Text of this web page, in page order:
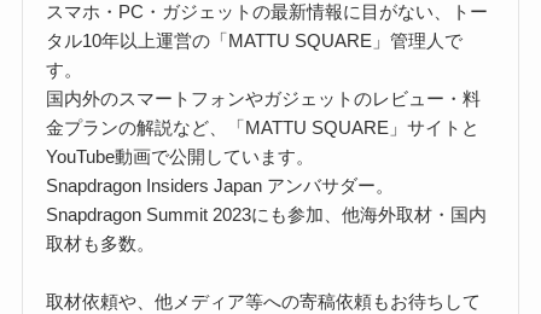
スマホ・PC・ガジェットの最新情報に目がない、トー
タル10年以上運営の「MATTU SQUARE」管理人で
す。
国内外のスマートフォンやガジェットのレビュー・料
金プランの解説など、「MATTU SQUARE」サイトと
YouTube動画で公開しています。
Snapdragon Insiders Japan アンバサダー。
Snapdragon Summit 2023にも参加、他海外取材・国内
取材も多数。
取材依頼や、他メディア等への寄稿依頼もお待ちして